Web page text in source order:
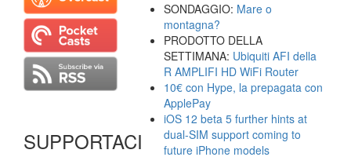
SUPPORTACI
SONDAGGIO: Mare o
montagna?
PRODOTTO DELLA
SETTIMANA: Ubiquiti AFI della
R AMPLIFI HD WiFi Router
10€ con Hype, la prepagata con
ApplePay
iOS 12 beta 5 further hints at
dual-SIM support coming to
future iPhone models